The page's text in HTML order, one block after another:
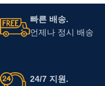
빠른 배송.
언제나 정시 배송
24/7 지원.